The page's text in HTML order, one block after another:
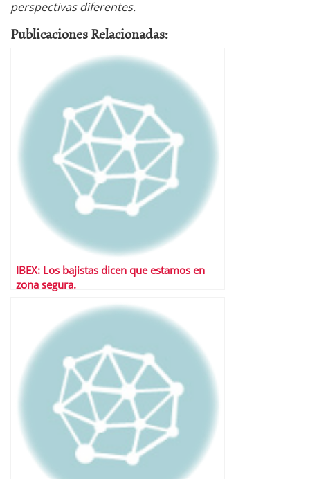
perspectivas diferentes.
Publicaciones Relacionadas:
IBEX: Los bajistas dicen que estamos en
zona segura.